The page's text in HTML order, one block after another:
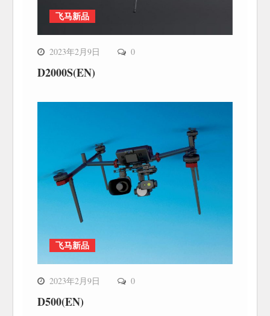
飞马新品
2023年2月9日 0
D2000S(EN)
飞马新品
2023年2月9日 0
D500(EN)